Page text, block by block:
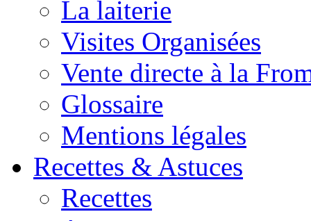
La laiterie
Visites Organisées
Vente directe à la
Glossaire
Mentions légales
Recettes & Astuces
Recettes